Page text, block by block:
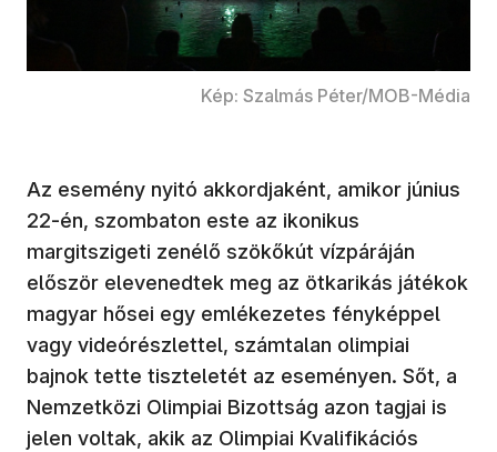
Kép: Szalmás Péter/MOB-Média
Az esemény nyitó akkordjaként, amikor június
22-én, szombaton este az ikonikus
margitszigeti zenélő szökőkút vízpáráján
először elevenedtek meg az ötkarikás játékok
magyar hősei egy emlékezetes fényképpel
vagy videórészlettel, számtalan olimpiai
bajnok tette tiszteletét az eseményen. Sőt, a
Nemzetközi Olimpiai Bizottság azon tagjai is
jelen voltak, akik az Olimpiai Kvalifikációs